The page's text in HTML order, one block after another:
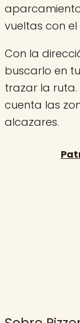
vueltas con
Con la
buscarlo en
trazar la ruta.
cuenta las
alcazares.